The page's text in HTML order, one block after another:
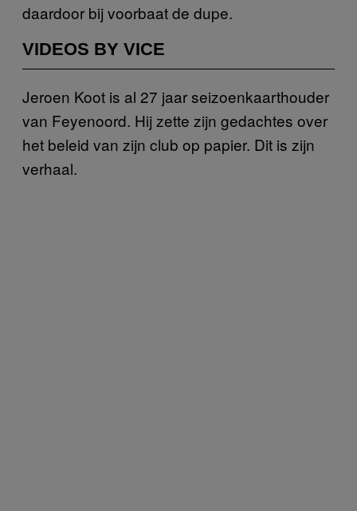
daardoor bij voorbaat de dupe.
VIDEOS BY VICE
Jeroen Koot is al 27 jaar seizoenkaarthouder
van Feyenoord. Hij zette zijn gedachtes over
het beleid van zijn club op papier. Dit is zijn
verhaal.